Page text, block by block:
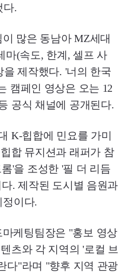
다.
많은 동남아 MZ세대
마(속도, 한계, 셀프 사
제작했다. '너의 한국
캠페인 영상은 오는 12
공식 채널에 공개된다.
K-힙합에 민요를 가미
합 뮤지션과 래퍼가 참
'을 조성한 '필 더 리듬
. 제작된 도시별 음원과
정이다.
케팅팀장은 "홍보 영상
츠와 각 지역의 '로컬 브
다"라며 "향후 지역 관광